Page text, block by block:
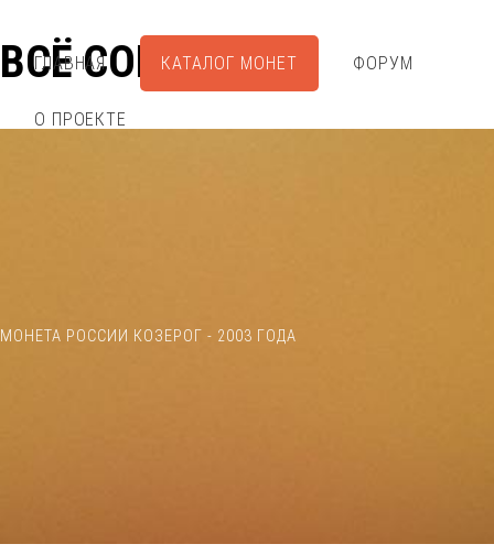
ВСЁ СОБРАЛ
ГЛАВНАЯ КАТАЛОГ МОНЕТ ФОРУМ
О ПРОЕКТЕ
МОНЕТА РОССИИ КОЗЕРОГ - 2003 ГОДА